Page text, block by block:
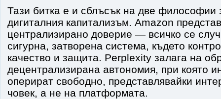
Тази битка е и сблъсък на две философии
дигиталния капитализъм. Amazon
централизирано доверие — всичко се
сигурна, затворена система, където
качество и защита. Perplexity залага на
децентрализирана автономия, при която
оперират свободно, представлявайки
човек, а не на платформата.